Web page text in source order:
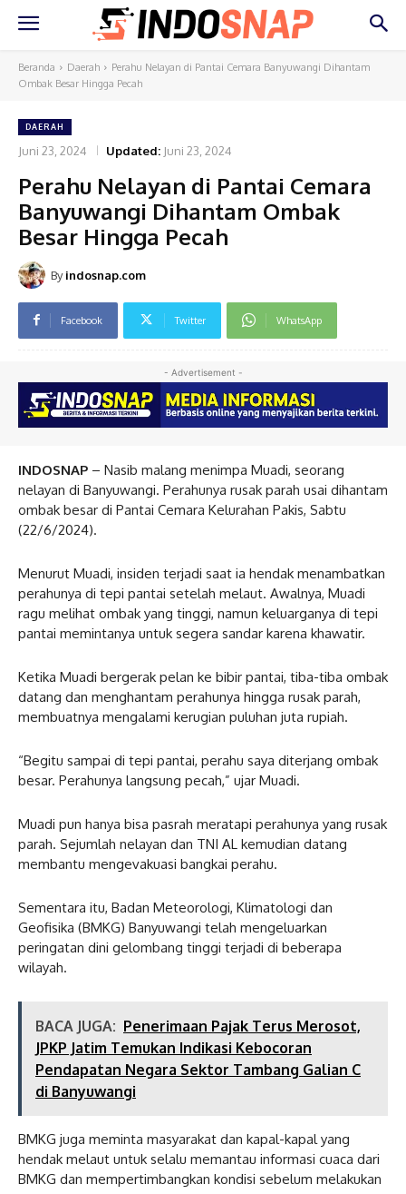
Beranda Daerah
Perahu Nelayan di Pantai Cemara Banyuwangi Dihantam
Ombak Besar Hingga Pecah
DAERAH
Juni 23, 2024 Updated: Juni 23, 2024
Perahu Nelayan di Pantai Cemara
Banyuwangi Dihantam Ombak
Besar Hingga Pecah
By indosnap.com
Facebook Twitter WhatsApp
- Advertisement -
INDOSNAP – Nasib malang menimpa Muadi, seorang
nelayan di Banyuwangi. Perahunya rusak parah usai dihantam
ombak besar di Pantai Cemara Kelurahan Pakis, Sabtu
(22/6/2024).
Menurut Muadi, insiden terjadi saat ia hendak menambatkan
perahunya di tepi pantai setelah melaut. Awalnya, Muadi
ragu melihat ombak yang tinggi, namun keluarganya di tepi
pantai memintanya untuk segera sandar karena khawatir.
Ketika Muadi bergerak pelan ke bibir pantai, tiba-tiba ombak
datang dan menghantam perahunya hingga rusak parah,
membuatnya mengalami kerugian puluhan juta rupiah.
“Begitu sampai di tepi pantai, perahu saya diterjang ombak
besar. Perahunya langsung pecah,” ujar Muadi.
Muadi pun hanya bisa pasrah meratapi perahunya yang rusak
parah. Sejumlah nelayan dan TNI AL kemudian datang
membantu mengevakuasi bangkai perahu.
Sementara itu, Badan Meteorologi, Klimatologi dan
Geofisika (BMKG) Banyuwangi telah mengeluarkan
peringatan dini gelombang tinggi terjadi di beberapa
wilayah.
BACA JUGA: Penerimaan Pajak Terus Merosot,
JPKP Jatim Temukan Indikasi Kebocoran
Pendapatan Negara Sektor Tambang Galian C
di Banyuwangi
BMKG juga meminta masyarakat dan kapal-kapal yang
hendak melaut untuk selalu memantau informasi cuaca dari
BMKG dan mempertimbangkan kondisi sebelum melakukan